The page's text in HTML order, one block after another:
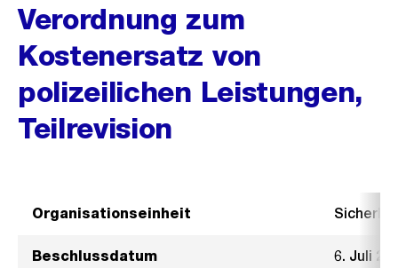
Verordnung zum
Kostenersatz von
polizeilichen Leistungen,
Teilrevision
Organisationseinheit
Beschlussdatum 6. Juli